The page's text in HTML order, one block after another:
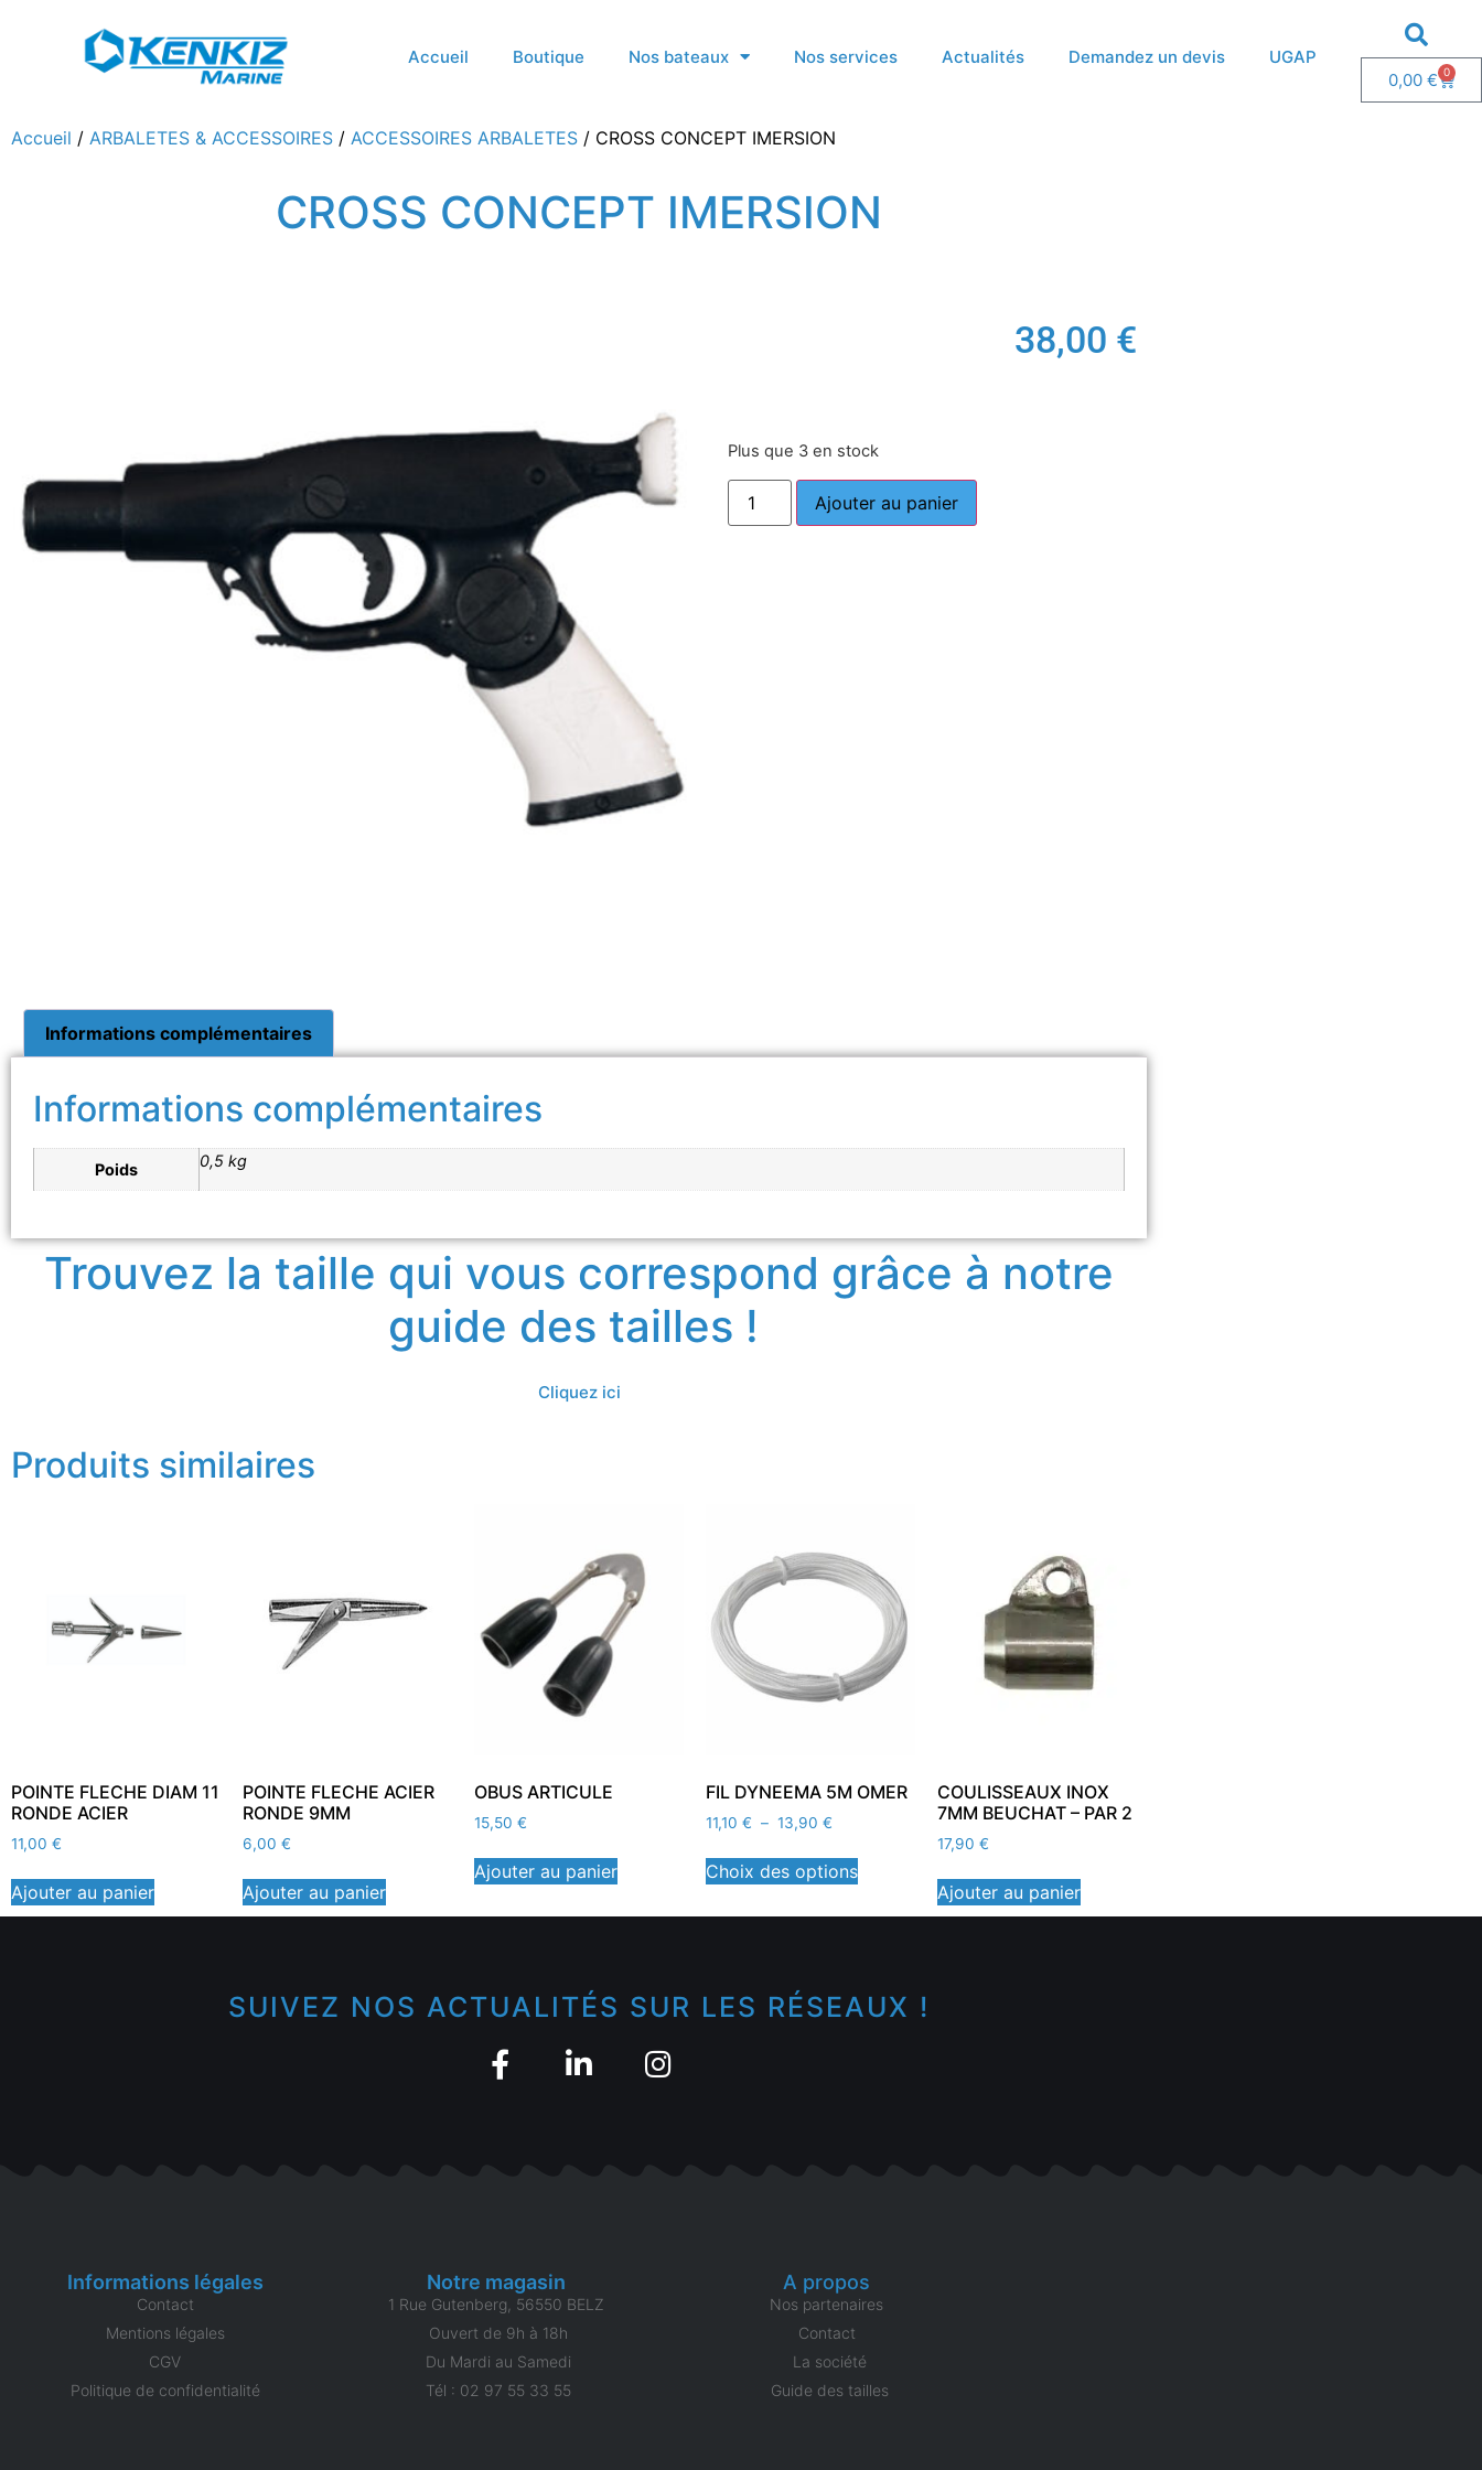
Accueil Boutique Nos bateaux Nos services Actualités Demandez un devis
UGAP
0,00€ 0
Accueil / ARBALETES & ACCESSOIRES / ACCESSOIRES ARBALETES / CROSS CONCEPT IMERSION
CROSS CONCEPT IMERSION
38,00 €
Plus que 3 en stock
Ajouter au panier
Informations complémentaires
Informations complémentaires
Poids 0,5 kg
Trouvez la taille qui vous correspond grâce à notre
guide des tailles !
Cliquez ici
Produits similaires
POINTE FLECHE DIAM 11
RONDE ACIER
11,00 €
Ajouter au panier
POINTE FLECHE ACIER
RONDE 9MM
6,00 €
Ajouter au panier
OBUS ARTICULE
15,50 €
Ajouter au panier
FIL DYNEEMA 5M OMER
11,10 € – 13,90 €
Choix des options
COULISSEAUX INOX
7MM BEUCHAT – PAR 2
17,90 €
Ajouter au panier
SUIVEZ NOS ACTUALITÉS SUR LES RÉSEAUX !
Informations légales
Contact
Mentions légales
CGV
Politique de confidentialité
Notre magasin
1 Rue Gutenberg, 56550 BELZ
Ouvert de 9h à 18h
Du Mardi au Samedi
Tél : 02 97 55 33 55
A propos
Nos partenaires
Contact
La société
Guide des tailles